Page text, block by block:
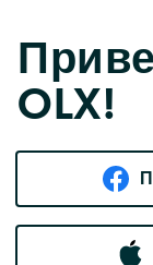
OLX!